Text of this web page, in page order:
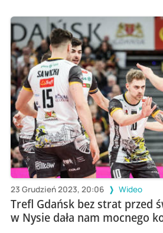
23 Grudzień 2023, 20:06 Wideo
Trefl Gdańsk bez strat przed
w Nysie dała nam mocnego